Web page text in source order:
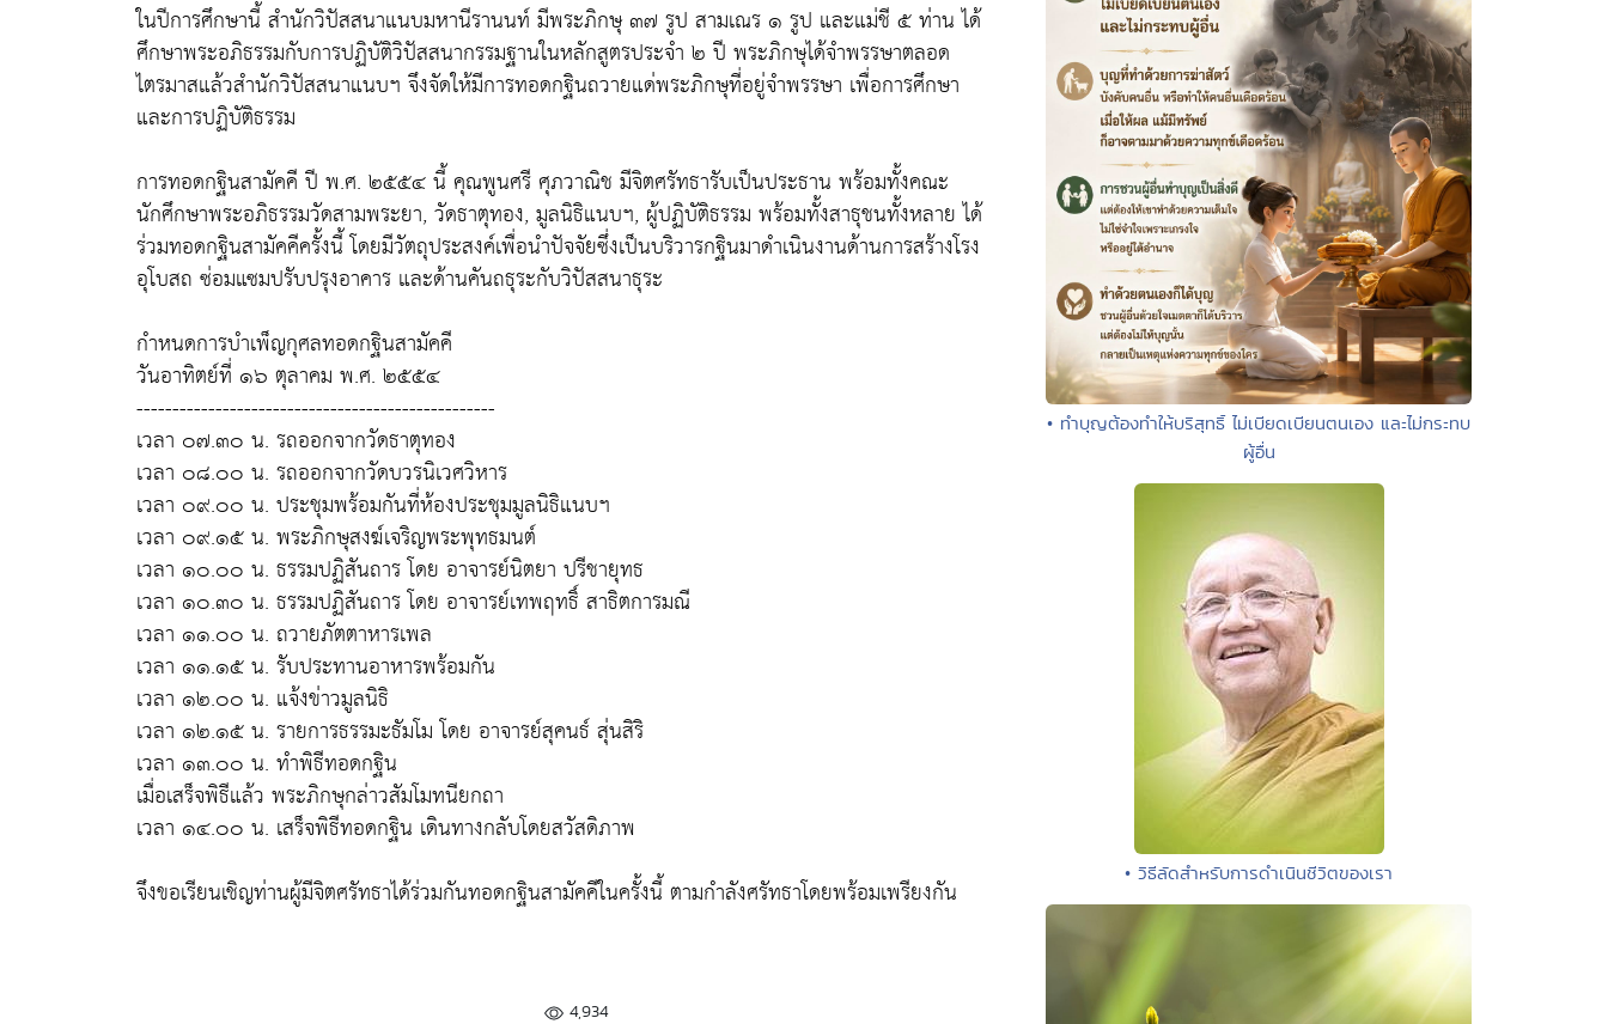
ในปีการศึกษานี้ สำนักวิปัสสนาแนบมหานีรานนท์ มีพระภิกษุ ๓๗ รูป สามเณร ๑ รูป และแม่ชี ๕ ท่าน ได้
ศึกษาพระอภิธรรมกับการปฏิบัติวิปัสสนากรรมฐานในหลักสูตรประจำ ๒ ปี พระภิกษุได้จำพรรษาตลอด
ไตรมาสแล้วสำนักวิปัสสนาแนบฯ จึงจัดให้มีการทอดกฐินถวายแด่พระภิกษุที่อยู่จำพรรษา เพื่อการศึกษา
และการปฏิบัติธรรม
การทอดกฐินสามัคคี ปี พ.ศ. ๒๕๕๔ นี้ คุณพูนศรี ศุภวาณิช มีจิตศรัทธารับเป็นประธาน พร้อมทั้งคณะ
นักศึกษาพระอภิธรรมวัดสามพระยา, วัดธาตุทอง, มูลนิธิแนบฯ, ผู้ปฏิบัติธรรม พร้อมทั้งสาธุชนทั้งหลาย ได้
ร่วมทอดกฐินสามัคคีครั้งนี้ โดยมีวัตถุประสงค์เพื่อนำปัจจัยซึ่งเป็นบริวารกฐินมาดำเนินงานด้านการสร้างโรง
อุโบสถ ซ่อมแซมปรับปรุงอาคาร และด้านคันถธุระกับวิปัสสนาธุระ
กำหนดการบำเพ็ญกุศลทอดกฐินสามัคคี
วันอาทิตย์ที่ ๑๖ ตุลาคม พ.ศ. ๒๕๕๔
--------------------------------------------------
เวลา ๐๗.๓๐ น. รถออกจากวัดธาตุทอง
เวลา ๐๘.๐๐ น. รถออกจากวัดบวรนิเวศวิหาร
เวลา ๐๙.๐๐ น. ประชุมพร้อมกันที่ห้องประชุมมูลนิธิแนบฯ
เวลา ๐๙.๑๕ น. พระภิกษุสงฆ์เจริญพระพุทธมนต์
เวลา ๑๐.๐๐ น. ธรรมปฏิสันถาร โดย อาจารย์นิตยา ปรีชายุทธ
เวลา ๑๐.๓๐ น. ธรรมปฏิสันถาร โดย อาจารย์เทพฤทธิ์ สาธิตการมณี
เวลา ๑๑.๐๐ น. ถวายภัตตาหารเพล
เวลา ๑๑.๑๕ น. รับประทานอาหารพร้อมกัน
เวลา ๑๒.๐๐ น. แจ้งข่าวมูลนิธิ
เวลา ๑๒.๑๕ น. รายการธรรมะธัมโม โดย อาจารย์สุคนธ์ สุ่นสิริ
เวลา ๑๓.๐๐ น. ทำพิธีทอดกฐิน
เมื่อเสร็จพิธีแล้ว พระภิกษุกล่าวสัมโมทนียกถา
เวลา ๑๔.๐๐ น. เสร็จพิธีทอดกฐิน เดินทางกลับโดยสวัสดิภาพ
จึงขอเรียนเชิญท่านผู้มีจิตศรัทธาได้ร่วมกันทอดกฐินสามัคคีในครั้งนี้ ตามกำลังศรัทธาโดยพร้อมเพรียงกัน
4,934
• ทำบุญต้องทำให้บริสุทธิ์ ไม่เบียดเบียนตนเอง และไม่กระทบ
ผู้อื่น
• วิธีลัดสำหรับการดำเนินชีวิตของเรา